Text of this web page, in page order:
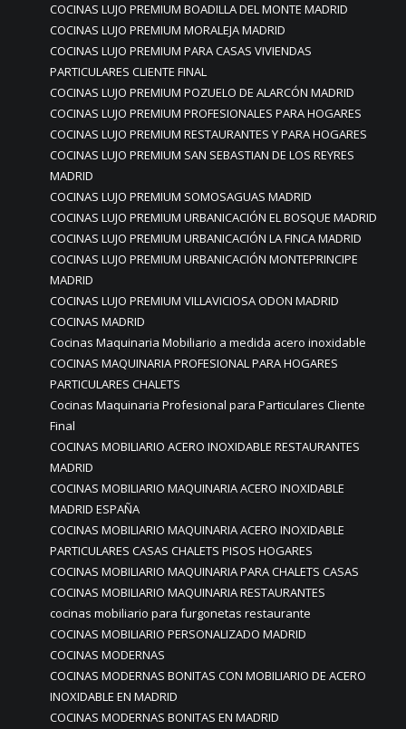
COCINAS LUJO PREMIUM BOADILLA DEL MONTE MADRID
COCINAS LUJO PREMIUM MORALEJA MADRID
COCINAS LUJO PREMIUM PARA CASAS VIVIENDAS
PARTICULARES CLIENTE FINAL
COCINAS LUJO PREMIUM POZUELO DE ALARCÓN MADRID
COCINAS LUJO PREMIUM PROFESIONALES PARA HOGARES
COCINAS LUJO PREMIUM RESTAURANTES Y PARA HOGARES
COCINAS LUJO PREMIUM SAN SEBASTIAN DE LOS REYRES
MADRID
COCINAS LUJO PREMIUM SOMOSAGUAS MADRID
COCINAS LUJO PREMIUM URBANICACIÓN EL BOSQUE MADRID
COCINAS LUJO PREMIUM URBANICACIÓN LA FINCA MADRID
COCINAS LUJO PREMIUM URBANICACIÓN MONTEPRINCIPE
MADRID
COCINAS LUJO PREMIUM VILLAVICIOSA ODON MADRID
COCINAS MADRID
Cocinas Maquinaria Mobiliario a medida acero inoxidable
COCINAS MAQUINARIA PROFESIONAL PARA HOGARES
PARTICULARES CHALETS
Cocinas Maquinaria Profesional para Particulares Cliente
Final
COCINAS MOBILIARIO ACERO INOXIDABLE RESTAURANTES
MADRID
COCINAS MOBILIARIO MAQUINARIA ACERO INOXIDABLE
MADRID ESPAÑA
COCINAS MOBILIARIO MAQUINARIA ACERO INOXIDABLE
PARTICULARES CASAS CHALETS PISOS HOGARES
COCINAS MOBILIARIO MAQUINARIA PARA CHALETS CASAS
COCINAS MOBILIARIO MAQUINARIA RESTAURANTES
cocinas mobiliario para furgonetas restaurante
COCINAS MOBILIARIO PERSONALIZADO MADRID
COCINAS MODERNAS
COCINAS MODERNAS BONITAS CON MOBILIARIO DE ACERO
INOXIDABLE EN MADRID
COCINAS MODERNAS BONITAS EN MADRID